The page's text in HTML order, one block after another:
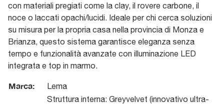
con materiali pregiati come la clay, il rovere carbone, il
noce o laccati opachi/lucidi. Ideale per chi cerca soluzioni
su misura per la propria casa nella provincia di Monza e
Brianza, questo sistema garantisce eleganza senza
tempo e funzionalità avanzate con illuminazione LED
integrata e top in marmo.
Marca: Lema
Struttura interna: Greyvelvet (innovativo ultra-